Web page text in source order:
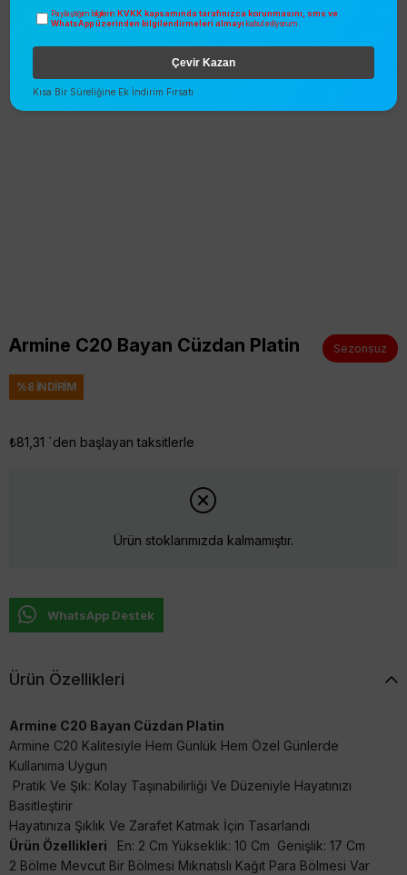
Armine C20 Bayan Cüzdan Platin Sezonsuz
%8 İNDIRIM
₺81,31 `den başlayan taksitlerle
Ürün stoklarımızda kalmamıştır.
WhatsApp Destek
Ürün Özellikleri
Armine C20 Bayan Cüzdan Platin
Armine C20 Kalitesiyle Hem Günlük Hem Özel Günlerde
Kullanıma Uygun
Pratik Ve Şık: Kolay Taşınabilirliği Ve Düzeniyle Hayatınızı
Basitleştirir
Hayatınıza Şıklık Ve Zarafet Katmak İçin Tasarlandı
Ürün Özellikleri
En: 2 Cm Yükseklik: 10 Cm Genişlik: 17 Cm
2 Bölme Mevcut Bir Bölmesi Mıknatıslı Kağıt Para Bölmesi Var
Paylaştığım bilgilerin KVKK kapsamında tarafınızca korunmasını, sms ve
WhatsApp üzerinden bilgilendirmeleri almayı kabul ediyorum.
Çevir Kazan
Kısa Bir Süreliğine Ek İndirim Fırsatı